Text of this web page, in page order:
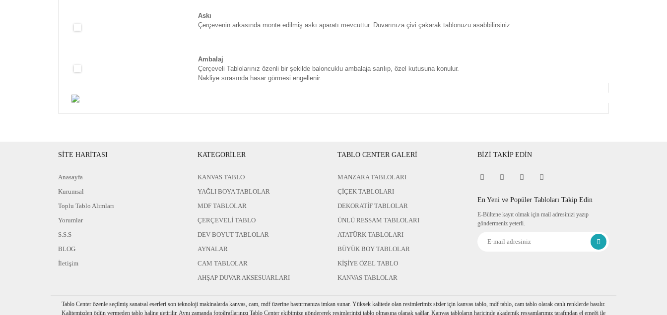
Askı
Çerçevenin arkasında monte edilmiş askı aparatı mevcuttur. Duvarınıza çivi çakarak tablonuzu asabbilirsiniz.
Ambalaj
Çerçeveli Tablolarınız özenli bir şekilde baloncuklu ambalaja sarılıp, özel kutusuna konulur.
Nakliye sırasında hasar görmesi engellenir.
SİTE HARİTASI
Anasayfa
Kurumsal
Toplu Tablo Alımları
Yorumlar
S.S.S
BLOG
İletişim
KATEGORİLER
KANVAS TABLO
YAĞLI BOYA TABLOLAR
MDF TABLOLAR
ÇERÇEVELİ TABLO
DEV BOYUT TABLOLAR
AYNALAR
CAM TABLOLAR
AHŞAP DUVAR AKSESUARLARI
TABLO CENTER GALERİ
MANZARA TABLOLARI
ÇİÇEK TABLOLARI
DEKORATİF TABLOLAR
ÜNLÜ RESSAM TABLOLARI
ATATÜRK TABLOLARI
BÜYÜK BOY TABLOLAR
KİŞİYE ÖZEL TABLO
KANVAS TABLOLAR
BİZİ TAKİP EDİN
En Yeni ve Popüler Tabloları Takip Edin
E-Bültene kayıt olmak için mail adresinizi yazıp
göndermeniz yeterli.
Tablo Center özenle seçilmiş sanatsal eserleri son teknoloji makinalarda kanvas, cam, mdf üzerine bastırmanıza imkan sunar. Yüksek kalitede olan resimlerimiz sizler için kanvas tablo, mdf tablo, cam tablo olarak canlı renklerde basılır.
Kalitemizden ödün vermeden tablo haline getirilir. Aynı zamanda fotoğraflarınızı Tablo Center ekibimize göndererek resimlerinizi tablo olmasına olanak sağlar. Kanvas tabloların haricinde akademik ressamlarımız tarafından el emeği ile